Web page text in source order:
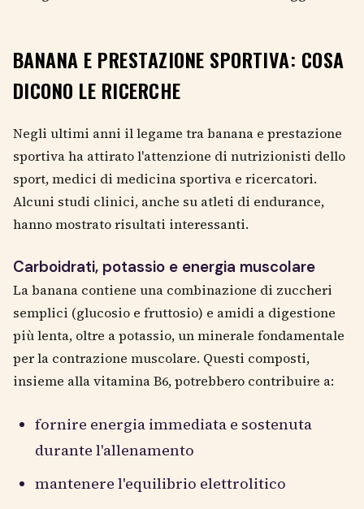
BANANA E PRESTAZIONE SPORTIVA: COSA
DICONO LE RICERCHE
Negli ultimi anni il legame tra banana e prestazione
sportiva ha attirato l'attenzione di nutrizionisti dello
sport, medici di medicina sportiva e ricercatori.
Alcuni studi clinici, anche su atleti di endurance,
hanno mostrato risultati interessanti.
Carboidrati, potassio e energia muscolare
La banana contiene una combinazione di zuccheri
semplici (glucosio e fruttosio) e amidi a digestione
più lenta, oltre a potassio, un minerale fondamentale
per la contrazione muscolare. Questi composti,
insieme alla vitamina B6, potrebbero contribuire a:
fornire energia immediata e sostenuta
durante l'allenamento
mantenere l'equilibrio elettrolitico